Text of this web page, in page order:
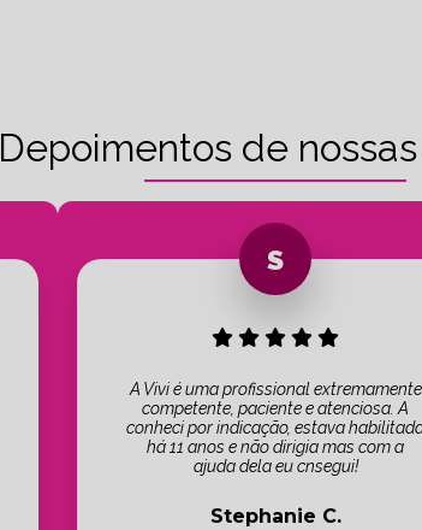
Depoimentos de nossas
A Vivi é uma profissional extremamente
competente, paciente e atenciosa. A
conheci por indicação, estava
há 11 anos e não dirigia mas com a
ajuda dela eu cnsegui!
Stephanie C.